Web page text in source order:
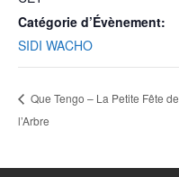
Catégorie d’Évènement:
SIDI WACHO
Que Tengo – La Petite Fête de
l’Arbre